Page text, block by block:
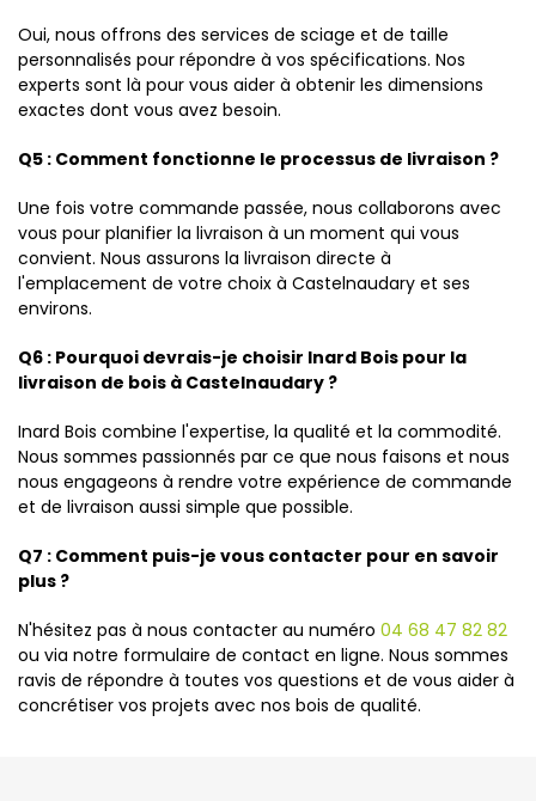
Oui, nous offrons des services de sciage et de taille
personnalisés pour répondre à vos spécifications. Nos
experts sont là pour vous aider à obtenir les dimensions
exactes dont vous avez besoin.
Q5 : Comment fonctionne le processus de livraison ?
Une fois votre commande passée, nous collaborons avec
vous pour planifier la livraison à un moment qui vous
convient. Nous assurons la livraison directe à
l'emplacement de votre choix à Castelnaudary et ses
environs.
Q6 : Pourquoi devrais-je choisir Inard Bois pour la
livraison de bois à Castelnaudary ?
Inard Bois combine l'expertise, la qualité et la commodité.
Nous sommes passionnés par ce que nous faisons et nous
nous engageons à rendre votre expérience de commande
et de livraison aussi simple que possible.
Q7 : Comment puis-je vous contacter pour en savoir
plus ?
N'hésitez pas à nous contacter au numéro 04 68 47 82 82
ou via notre formulaire de contact en ligne. Nous sommes
ravis de répondre à toutes vos questions et de vous aider à
concrétiser vos projets avec nos bois de qualité.